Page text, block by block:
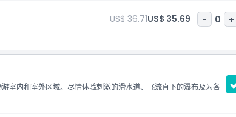
US$ 36.71US$ 35.69 - 0 +
室内和室外区域。尽情体验刺激的滑水道、飞流直下的瀑布及为各